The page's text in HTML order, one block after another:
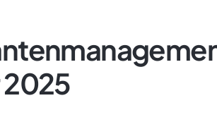
2025